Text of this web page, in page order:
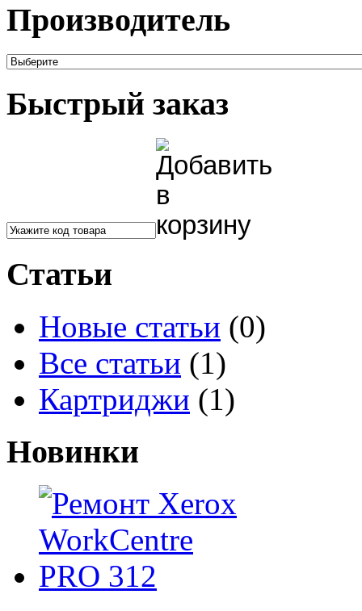
Производитель
Быстрый заказ
Статьи
Новые статьи (0)
Все статьи (1)
Картриджи (1)
Новинки